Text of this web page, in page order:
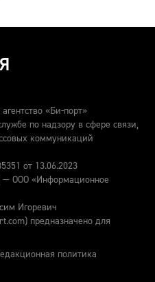
«Би-порт»
по надзору в сфере связи,
коммуникаций
от 13.06.2023
— ООО «Информационное
Игоревич
предназначено для
политика